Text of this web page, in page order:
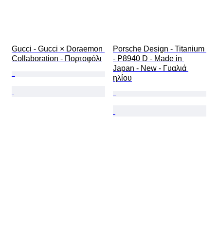
Gucci - Gucci × Doraemon
Collaboration - Πορτοφόλι
Porsche Design - Titanium
- P8940 D - Made in
Japan - New - Γυαλιά
ηλίου